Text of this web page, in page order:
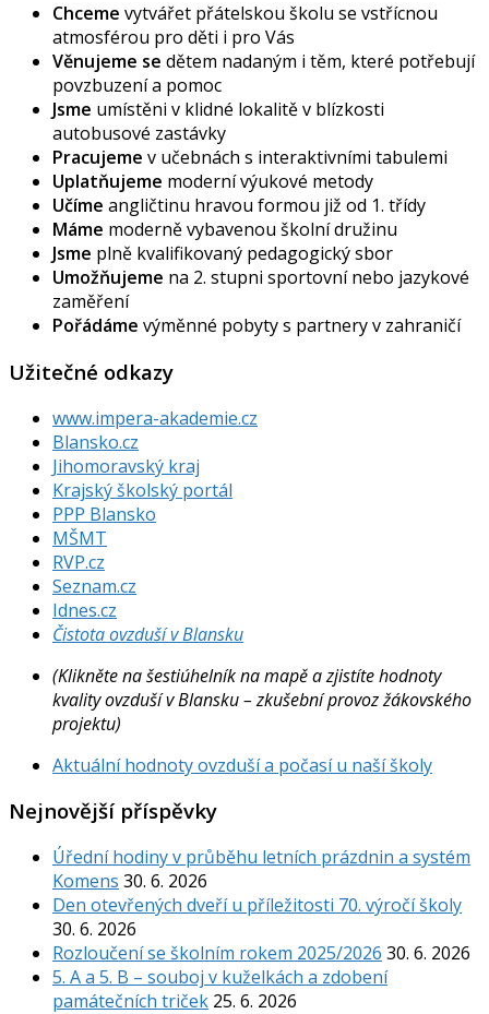
Chceme vytvářet přátelskou školu se vstřícnou
atmosférou pro děti i pro Vás
Věnujeme se dětem nadaným i těm, které potřebují
povzbuzení a pomoc
Jsme umístěni v klidné lokalitě v blízkosti
autobusové zastávky
Pracujeme v učebnách s interaktivními tabulemi
Uplatňujeme moderní výukové metody
Učíme angličtinu hravou formou již od 1. třídy
Máme moderně vybavenou školní družinu
Jsme plně kvalifikovaný pedagogický sbor
Umožňujeme na 2. stupni sportovní nebo jazykové
zaměření
Pořádáme výměnné pobyty s partnery v zahraničí
Užitečné odkazy
www.impera-akademie.cz
Blansko.cz
Jihomoravský kraj
Krajský školský portál
PPP Blansko
MŠMT
RVP.cz
Seznam.cz
Idnes.cz
Čistota ovzduší v Blansku
(Klikněte na šestiúhelník na mapě a zjistíte hodnoty
kvality ovzduší v Blansku – zkušební provoz žákovského
projektu)
Aktuální hodnoty ovzduší a počasí u naší školy
Nejnovější příspěvky
Úřední hodiny v průběhu letních prázdnin a systém
Komens 30. 6. 2026
Den otevřených dveří u příležitosti 70. výročí školy
30. 6. 2026
Rozloučení se školním rokem 2025/2026 30. 6. 2026
5. A a 5. B – souboj v kuželkách a zdobení
památečních triček 25. 6. 2026